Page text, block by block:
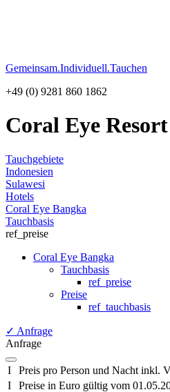
Gemeinsam.Individuell.Tauchen
+49 (0) 9281 860 1862
Coral Eye Resort
Tauchgebiete
Indonesien
Sulawesi
Hotels
Coral Eye Bangka
Tauchbasis
ref_preise
Coral Eye Bangka
Tauchbasis
ref_preise
Preise
ref_tauchbasis
✓ Anfrage
Anfrage
I
Preis pro Person und Nacht inkl.
I
Preise in Euro gültig vom